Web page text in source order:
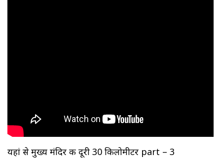
यहां से मुख्य मंदिर की दूरी 30 किलोमीटर part – 3